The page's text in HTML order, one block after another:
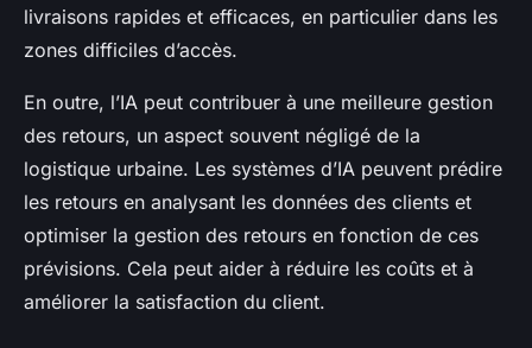
livraisons rapides et efficaces, en particulier dans les
zones difficiles d’accès.
En outre, l’IA peut contribuer à une meilleure gestion
des retours, un aspect souvent négligé de la
logistique urbaine. Les systèmes d’IA peuvent prédire
les retours en analysant les données des clients et
optimiser la gestion des retours en fonction de ces
prévisions. Cela peut aider à réduire les coûts et à
améliorer la satisfaction du client.